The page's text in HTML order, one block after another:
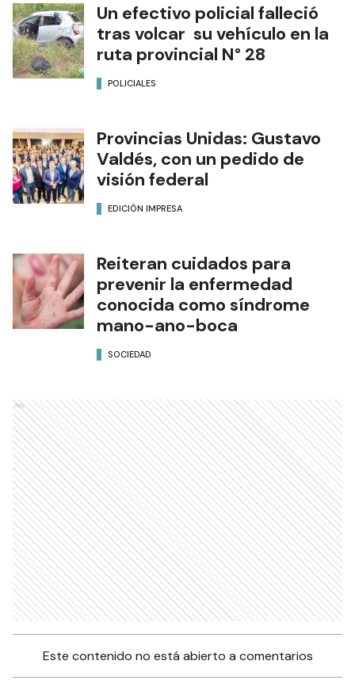
Un efectivo policial falleció
tras volcar su vehículo en la
ruta provincial N° 28
POLICIALES
Provincias Unidas: Gustavo
Valdés, con un pedido de
visión federal
EDICIÓN IMPRESA
Reiteran cuidados para
prevenir la enfermedad
conocida como síndrome
mano-ano-boca
SOCIEDAD
Ads
Este contenido no está abierto a comentarios